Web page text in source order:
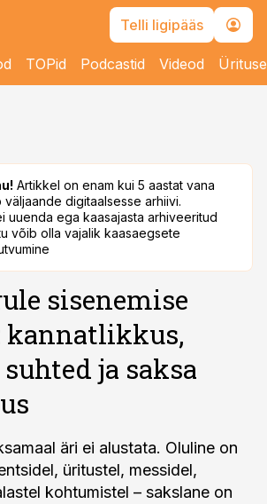
Telli ligipääs
TOPid Podcastid Videod
Artikkel on enam kui 5 aastat vana
väljaande digitaalsesse arhiivi.
uuenda ega kaasajasta arhiveeritud
võib olla vajalik kaasaegsete
sisenemise
kannatlikkus,
ja saksa
äri ei alustata. Oluline on
üritustel, messidel,
kohtumistel – sakslane on